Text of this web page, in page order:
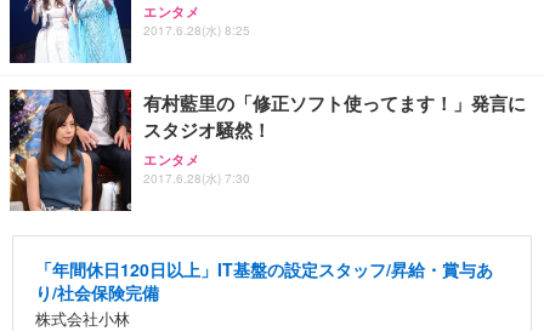
エンタメ
2017.6.28(水) 8:25
有村藍里の「修正ソフト使ってます！」発言に
スタジオ騒然！
エンタメ
2017.6.28(水) 7:30
「年間休日120日以上」IT基盤の設定スタッフ/昇給・賞与あ
り/社会保険完備
株式会社小林